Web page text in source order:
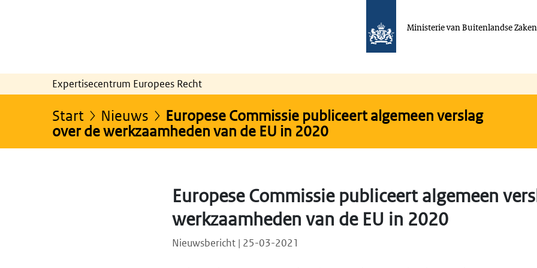
Ministerie van Buitenlandse Zaken
Expertisecentrum Europees Recht
Start Nieuws
Europese Commissie publiceert algemeen verslag
over de werkzaamheden van de EU in 2020
Europese Commissie publiceert algemeen
werkzaamheden van de EU in 2020
Nieuwsbericht | 25-03-2021